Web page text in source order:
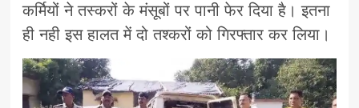
कर्मियों ने तस्करों के मंसूबों पर पानी फेर दिया है। इतना
ही नही इस हालत में दो तश्करों को गिरफ्तार कर लिया।